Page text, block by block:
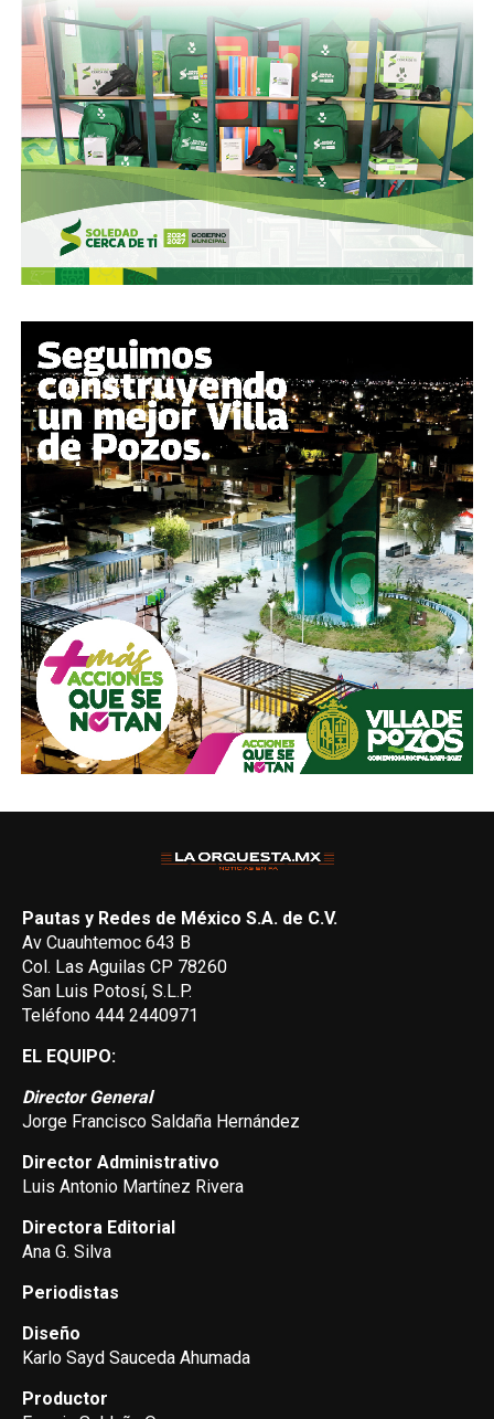
Pautas y Redes de México S.A. de C.V.
Av Cuauhtemoc 643 B
Col. Las Aguilas CP 78260
San Luis Potosí, S.L.P.
Teléfono 444 2440971
EL EQUIPO:
Director General
Jorge Francisco Saldaña Hernández
Director Administrativo
Luis Antonio Martínez Rivera
Directora Editorial
Ana G. Silva
Periodistas
Diseño
Karlo Sayd Sauceda Ahumada
Productor